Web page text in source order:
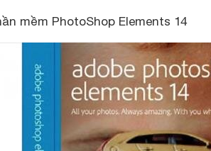
mềm PhotoShop Elements 14